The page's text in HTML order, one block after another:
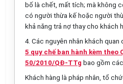
bố là chết, mất tích; mà không
có người thừa kế hoặc người
khả năng trả nợ thay cho khách
4. Các nguyên nhân khách quan
5 quy chế ban hành kèm theo
50/2010/QĐ-TTg bao gồm
Khách hàng là pháp nhân, tổ